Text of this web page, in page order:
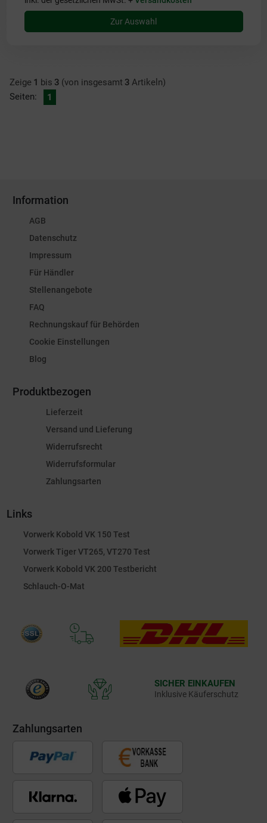
Zur Auswahl
Zeige 1 bis 3 (von insgesamt 3 Artikeln)
Seiten:
1
Information
AGB
Datenschutz
Impressum
Für Händler
Stellenangebote
FAQ
Rechnungskauf für Behörden
Cookie Einstellungen
Blog
Produktbezogen
Lieferzeit
Versand und Lieferung
Widerrufsrecht
Widerrufsformular
Zahlungsarten
Links
Vorwerk Kobold VK 150 Test
Vorwerk Tiger VT265, VT270 Test
Vorwerk Kobold VK 200 Testbericht
Schlauch-O-Mat
SICHER EINKAUFEN
Inklusive Käuferschutz
Zahlungsarten